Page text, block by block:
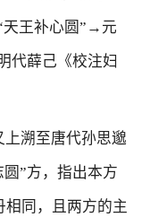
天王补心圆”→元
代薛己《校注妇
溯至唐代孙思邈
圆”方，指出本方
相同，且两方的主